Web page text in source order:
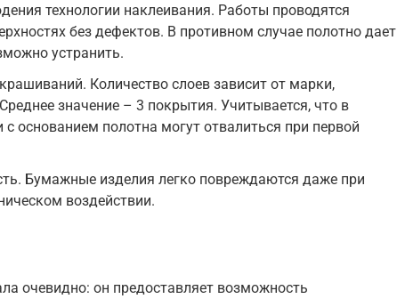
технологии наклеивания. Работы проводятся
без дефектов. В противном случае полотно дает
устранить.
Количество слоев зависит от марки,
значение – 3 покрытия. Учитывается, что в
с основанием полотна могут отвалиться при первой
Бумажные изделия легко повреждаются даже при
воздействии.
очевидно: он предоставляет возможность